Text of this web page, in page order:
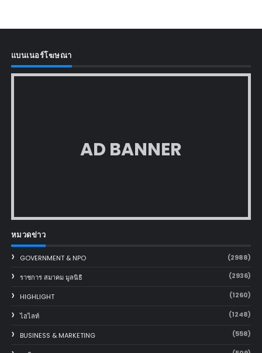
แบนเนอร์โฆษณา
AD BANNER
หมวดข่าว
GOVERNMENT & NPO (2988)
ราชการ สมาคม มูลนิธิ (2936)
HIGHLIGHT (1260)
ไฮไลท์ (1248)
BUSINESS & MARKETING (558)